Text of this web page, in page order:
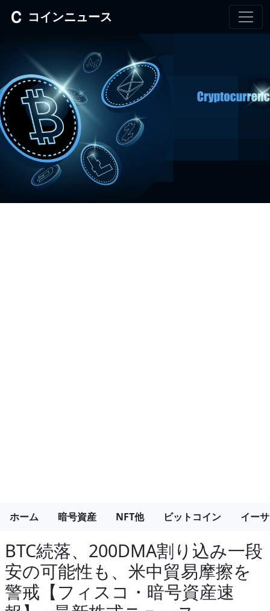
コインニュース
ホーム 暗号資産 NFT他 ビットコイン イー
BTC続落、200DMA割り込み一段
安の可能性も、米中貿易摩擦を
警戒【フィスコ・暗号資産速